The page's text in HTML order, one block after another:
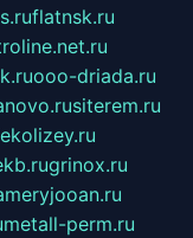
flatnsk.ru
ooo-driada.ru
siterem.ru
grinox.ru
metall-perm.ru